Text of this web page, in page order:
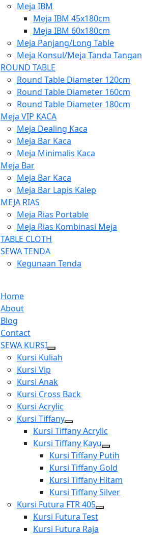
Meja IBM
Meja IBM 45x180cm
Meja IBM 60x180cm
Meja Panjang/Long Table
Meja Konsul/Meja Tanda Tangan
ROUND TABLE
Round Table Diameter 120cm
Round Table Diameter 160cm
Round Table Diameter 180cm
Meja VIP KACA
Meja Dealing Kaca
Meja Bar Kaca
Meja Minimalis Kaca
Meja Bar
Meja Bar Kaca
Meja Bar Lapis Kalep
MEJA RIAS
Meja Rias Portable
Meja Rias Kombinasi Meja
TABLE CLOTH
SEWA TENDA
Kegunaan Tenda
Home
About
Blog
Contact
SEWA KURSI
Show
menu
Kursi Kuliah
Kursi Vip
Kursi Anak
Kursi Cross Back
Kursi Acrylic
Kursi Tiffany
Show
sub
menu
Kursi Tiffany Acrylic
Kursi Tiffany Kayu
Show
sub
menu
Kursi Tiffany Putih
Kursi Tiffany Gold
Kursi Tiffany Hitam
Kursi Tiffany Silver
Kursi Futura FTR 405
Kursi Futura Test
Kursi Futura Raja